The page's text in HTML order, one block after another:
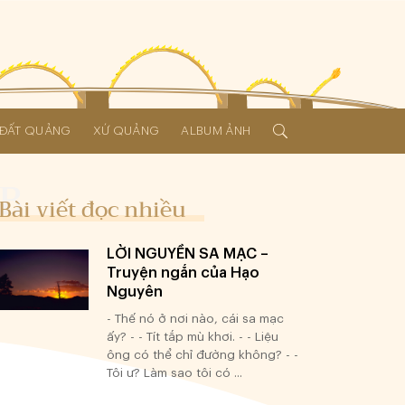
QUẢNG XỨ QUẢNG ALBUM ẢNH
viết đọc nhiều
LỜI NGUYỀN SA MẠC –
Truyện ngắn của Hạo
Nguyên
- Thế nó ở nơi nào, cái sa mạc
ấy? - - Tít tắp mù khơi. - - Liệu
ông có thể chỉ đường không? - -
Tôi ư? Làm sao tôi có ...